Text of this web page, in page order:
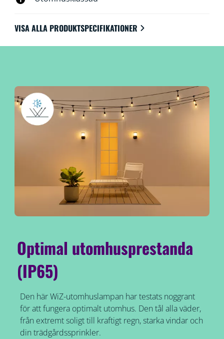
VISA ALLA PRODUKTSPECIFIKATIONER
Optimal utomhusprestanda
(IP65)
Den här WiZ-utomhuslampan har testats noggrant
för att fungera optimalt utomhus. Den tål alla väder,
från extremt soligt till kraftigt regn, starka vindar och
din trädgårdssprinkler.